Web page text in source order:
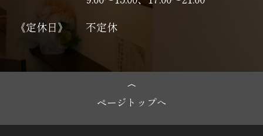
《定休日》
不定休
ページトップへ